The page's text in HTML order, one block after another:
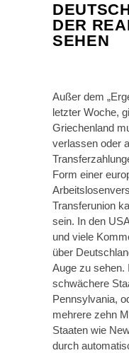
DER
SEHEN
Außer dem
letzter Woche,
Griechenland
verlassen oder
Form einer
Transferunion
sein. In den
und viele
über
Auge zu sehen.
schwächere
Pennsylvania,
mehrere zehn
Staaten wie
durch